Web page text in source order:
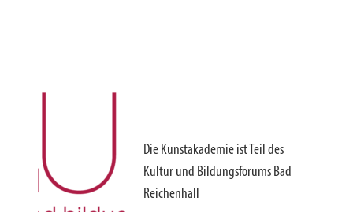
Die Kunstakademie ist Teil des
Kultur und Bildungsforums Bad
Reichenhall